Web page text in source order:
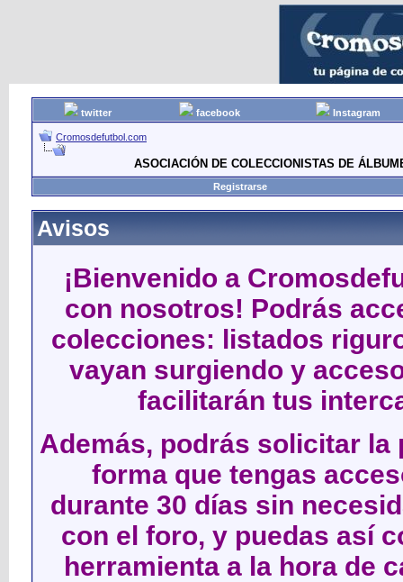
twitter facebook Instagram
Cromosdefutbol.com
ASOCIACIÓN DE COLECCIONISTAS DE
Registrarse
Avisos
¡Bienvenido a
con nosotros! Podrás
colecciones: listados
vayan surgiendo y
facilitarán tus
Además, podrás solicitar
forma que tengas
durante 30 días sin
con el foro, y puedas así
herramienta a la hora de